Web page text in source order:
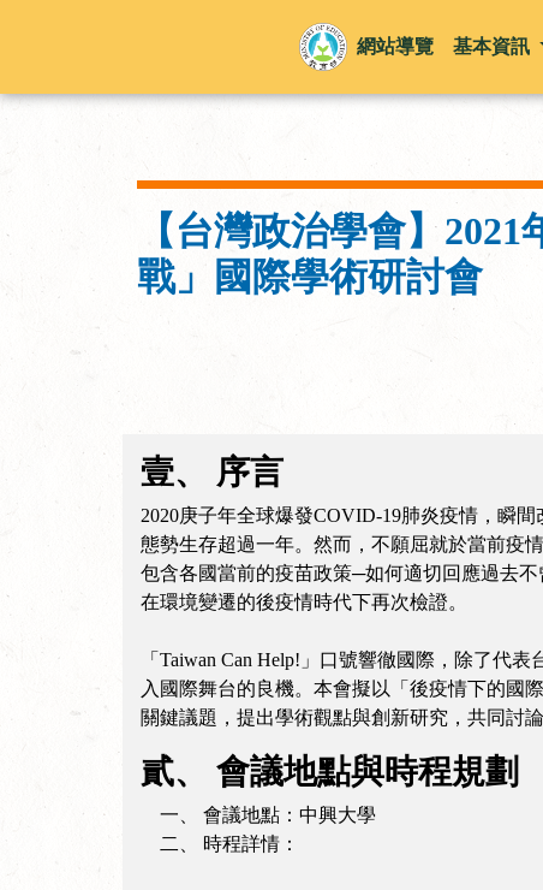
網站導覽 基本資訊
【台灣政治學會】
戰」國際學術研討會
壹、 序言
2020庚子年全球爆發COVID-19肺炎疫情，瞬
態勢生存超過一年。然而，不願屈就於當前疫
包含各國當前的疫苗政策─如何適切回應過去
在環境變遷的後疫情時代下再次檢證。
「Taiwan Can Help!」口號響徹國際，除了代
入國際舞台的良機。本會擬以「後疫情下的國
關鍵議題，提出學術觀點與創新研究，共同討論
貳、 會議地點與時程規劃
一、 會議地點：中興大學
二、 時程詳情：